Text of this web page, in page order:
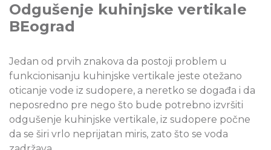
Odgušenje kuhinjske vertikale
BEograd
Jedan od prvih znakova da postoji problem u
funkcionisanju kuhinjske vertikale jeste otežano
oticanje vode iz sudopere, a neretko se događa i da
neposredno pre nego što bude potrebno izvršiti
odgušenje kuhinjske vertikale, iz sudopere počne
da se širi vrlo neprijatan miris, zato što se voda